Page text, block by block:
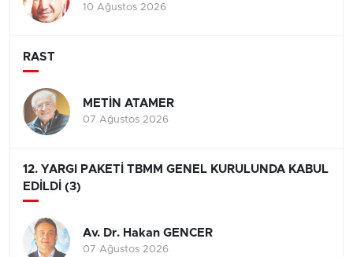
10 Ağustos 2026
RAST
METİN ATAMER
07 Ağustos 2026
12. YARGI PAKETİ TBMM GENEL KURULUNDA KABUL
EDİLDİ (3)
Av. Dr. Hakan GENCER
07 Ağustos 2026